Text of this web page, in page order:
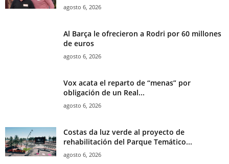
agosto 6, 2026
Al Barça le ofrecieron a Rodri por 60 millones
de euros
agosto 6, 2026
Vox acata el reparto de “menas” por
obligación de un Real...
agosto 6, 2026
Costas da luz verde al proyecto de
rehabilitación del Parque Temático...
agosto 6, 2026